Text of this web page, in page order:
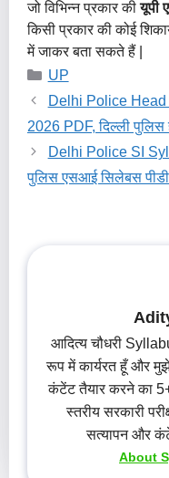
जो विभिन्न प्रकार कीयूपी
किसी प्रकार की कोई
में जाकर बता सकते हैं |
Categories
UP
Delhi Police
2026 PDF, दिल्ली
Delhi Police SI
पुलिस एसआई सिलेबस
आदित्य चौधरी
रूप में कार्यरत हूँ और
कंटेंट तैयार करने का 5+
स्तरीय सरकारी
सत्यापन और
About